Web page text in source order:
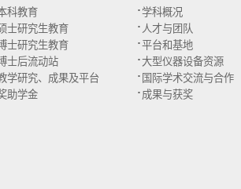
科教育
士研究生教育
士研究生教育
士后流动站
学研究、成果及平台
助学金
·学科概况
· 人才与团队
·平台和基地
·大型仪器设备资源
· 国际学术交流与合作
· 成果与获奖